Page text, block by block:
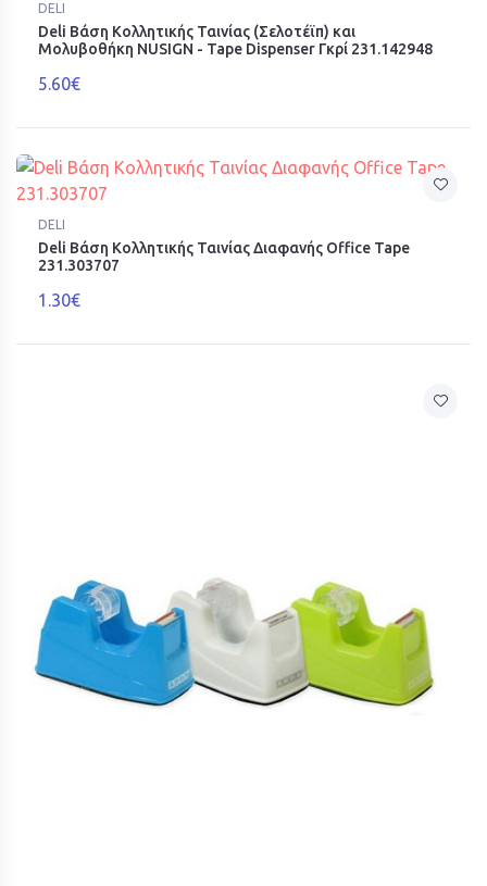
DELI
Deli Βάση Κολλητικής Ταινίας (Σελοτέϊπ) και
Μολυβοθήκη NUSIGN - Tape Dispenser Γκρί 231.142948
5.60€
DELI
Deli Βάση Κολλητικής Ταινίας Διαφανής Office Tape
231.303707
1.30€